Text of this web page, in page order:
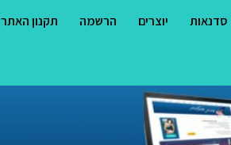
סדנאות יוצרים הרשמה תקנון האתר